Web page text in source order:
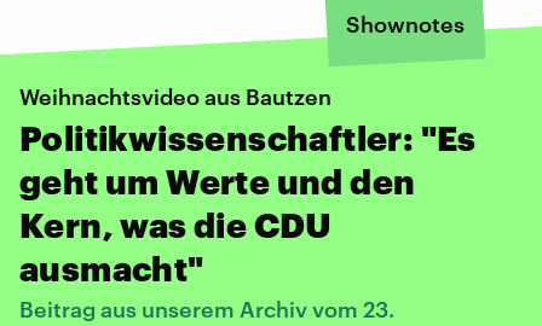
Shownotes
Weihnachtsvideo aus Bautzen
Politikwissenschaftler: "Es
geht um Werte und den
Kern, was die CDU
ausmacht"
Beitrag aus unserem Archiv vom 23.